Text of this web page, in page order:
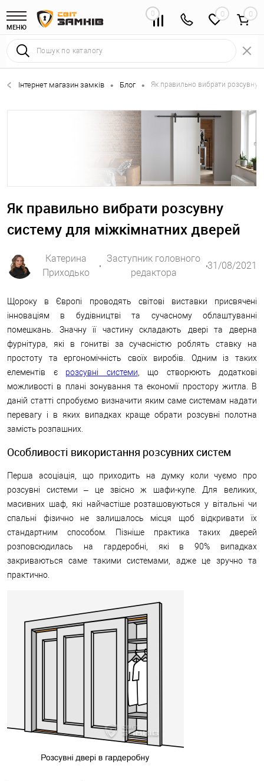
МЕНЮ
0 0
Інтернет магазин замків • Блог • Як правильно вибрати розсувну
Як правильно вибрати розсувну
систему для міжкімнатних дверей
Катерина
Приходько
Заступник головного
редактора
31/08/2021
Щороку в Європі проводять світові виставки присвячені
інноваціям в будівництві та сучасному облаштуванні
помешкань. Значну її частину складають двері та дверна
фурнітура, які в гонитві за сучасністю роблять ставку на
простоту та ергономічність своїх виробів. Одним із таких
елементів є розсувні системи , що створюють додаткові
можливості в плані зонування та економії простору житла. В
даній статті спробуємо визначити яким саме системам надати
перевагу і в яких випадках краще обрати розсувні полотна
замість розпашних.
Особливості використання розсувних систем
Перша асоціація, що приходить на думку коли чуємо про
розсувні системи – це звісно ж шафи-купе. Для великих,
масивних шаф, які найчастіше розташовуються у вітальні чи
спальні фізично не залишалось місця щоб відкривати їх
стандартним способом. Пізніше практика таких дверей
розповсюдилась на гардеробні, які в 90% випадках
закриваються саме такими системами, адже це зручно та
практично.